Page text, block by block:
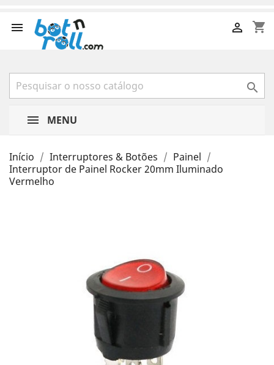
 shopping_cart


MENU
Início Interruptores & Botões
Painel
Interruptor de Painel Rocker 20mm Iluminado
Vermelho